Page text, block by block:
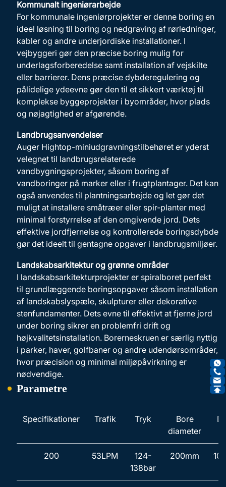
Kommunalt ingeniørarbejde
For kommunale ingeniørprojekter er denne boring en
ideel løsning til boring og nedgraving af rørledninger,
kabler og andre underjordiske installationer. I
vejbyggeri gør den præcise boring mulig for
underlagsforberedelse samt installation af vejskilte
eller barrierer. Dens præcise dybderegulering og
pålidelige ydeevne gør den til et sikkert værktøj til
komplekse byggeprojekter i byområder, hvor plads
og nøjagtighed er afgørende.
Landbrugsanvendelser
Auger Hightop-miniudgravningstilbehøret er yderst
velegnet til landbrugsrelaterede
vandbygningsprojekter, såsom boring af
vandboringer på marker eller i frugtplantager. Det kan
også anvendes til plantningsarbejde og let gør det
muligt at installere småtræer eller spir-planter med
minimal forstyrrelse af den omgivende jord. Dets
effektive jordfjernelse og kontrollerede boringsdybde
gør det ideelt til gentagne opgaver i landbrugsmiljøer.
Landskabsarkitektur og grønne områder
I landskabsarkitekturprojekter er spiralboret perfekt
til grundlæggende boringsopgaver såsom installation
af landskabslyspæle, skulpturer eller dekorative
stenfundamenter. Dets evne til effektivt at fjerne jord
under boring sikrer en problemfri drift og
højkvalitetsinstallation. Borerneskruen er særlig nyttig
i parker, haver, golfbaner og andre udendørsområder,
hvor præcision og minimal miljøpåvirkning er
nødvendige.
Parametre
Specifikationer Trafik Tryk
Bore
diameter
200 53LPM
124-
138bar
200mm